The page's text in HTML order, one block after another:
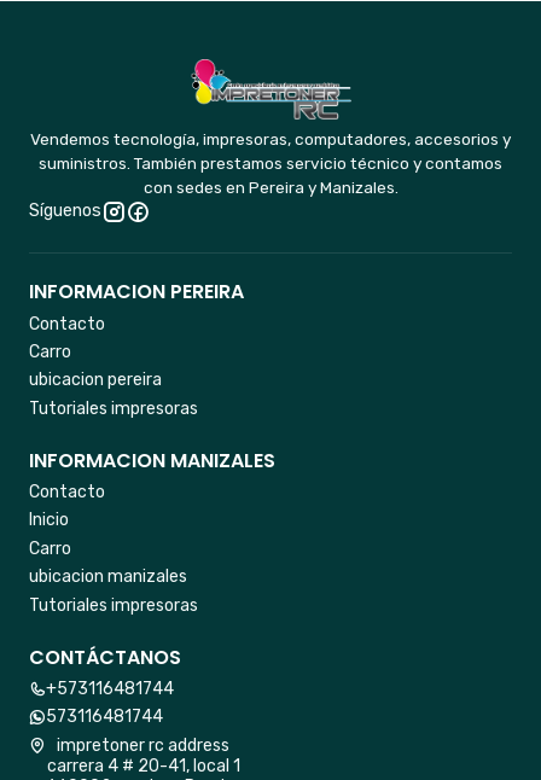
Vendemos tecnología, impresoras, computadores, accesorios y
suministros. También prestamos servicio técnico y contamos
con sedes en Pereira y Manizales.
Síguenos
INFORMACION PEREIRA
Contacto
Carro
ubicacion pereira
Tutoriales impresoras
INFORMACION MANIZALES
Contacto
Inicio
Carro
ubicacion manizales
Tutoriales impresoras
CONTÁCTANOS
+573116481744
573116481744
impretoner rc address
carrera 4 # 20-41, local 1